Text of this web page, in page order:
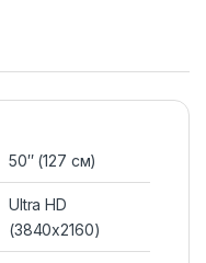
50″ (127 см)
Ultra HD
(3840х2160)